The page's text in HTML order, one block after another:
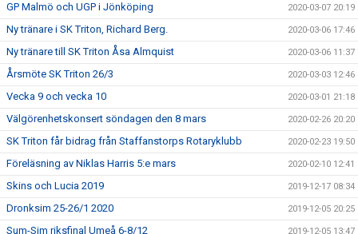
GP Malmö och UGP i Jönköping 2020-03-07 20:19
Ny tränare i SK Triton, Richard Berg. 2020-03-06 17:46
Ny tränare till SK Triton Åsa Almquist 2020-03-06 11:37
Årsmöte SK Triton 26/3 2020-03-03 12:46
Vecka 9 och vecka 10 2020-03-01 21:18
Välgörenhetskonsert söndagen den 8 mars 2020-02-26 20:20
SK Triton får bidrag från Staffanstorps Rotaryklubb 2020-02-23 19:50
Föreläsning av Niklas Harris 5:e mars 2020-02-10 12:41
Skins och Lucia 2019 2019-12-17 08:34
Dronksim 25-26/1 2020 2019-12-05 20:25
Sum-Sim riksfinal Umeå 6-8/12 2019-12-05 13:47